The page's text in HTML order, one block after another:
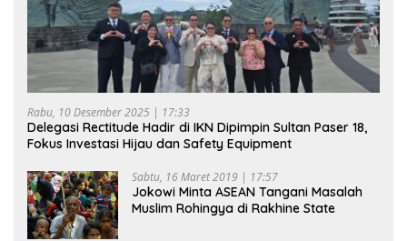
Rabu, 10 Desember 2025 | 17:33
Delegasi Rectitude Hadir di IKN Dipimpin Sultan Paser 18,
Fokus Investasi Hijau dan Safety Equipment
Sabtu, 16 Maret 2019 | 17:57
Jokowi Minta ASEAN Tangani Masalah
Muslim Rohingya di Rakhine State